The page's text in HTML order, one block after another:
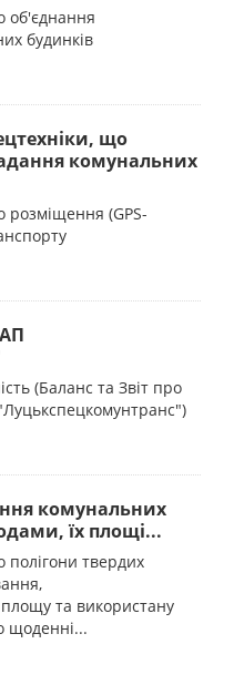
об'єднання
будинків
що
комунальних
розміщення (GPS-
(Баланс та Звіт про
комунальних
їх площі...
полігони твердих
та використану
щоденні...